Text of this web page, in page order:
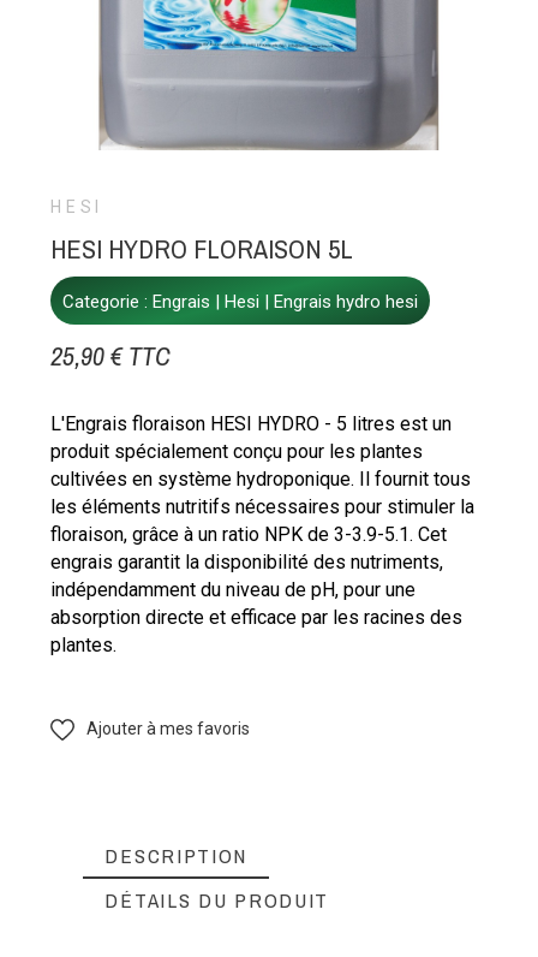
HESI
HESI HYDRO FLORAISON 5L
Categorie :Engrais Hesi Engrais hydro hesi
25,90 € TTC
L'Engrais floraison HESI HYDRO - 5 litres est un
produit spécialement conçu pour les plantes
cultivées en système hydroponique. Il fournit tous
les éléments nutritifs nécessaires pour stimuler la
floraison, grâce à un ratio NPK de 3-3.9-5.1. Cet
engrais garantit la disponibilité des nutriments,
indépendamment du niveau de pH, pour une
absorption directe et efficace par les racines des
plantes.
Ajouter à mes favoris
DESCRIPTION
DÉTAILS DU PRODUIT